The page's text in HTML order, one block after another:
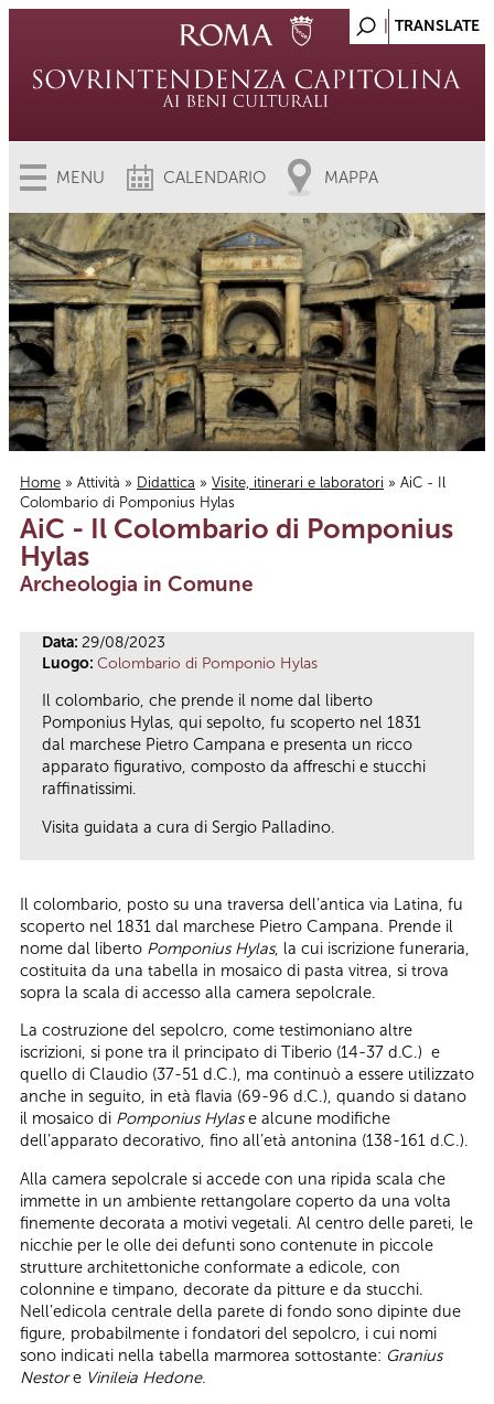
MENU CALENDARIO MAPPA
Tu sei qui
Home » Attività » Didattica » Visite, itinerari e laboratori » AiC - Il
Colombario di Pomponius Hylas
AiC - Il Colombario di Pomponius
Hylas
Archeologia in Comune
Data: 29/08/2023
Luogo: Colombario di Pomponio Hylas
Il colombario, che prende il nome dal liberto
Pomponius Hylas, qui sepolto, fu scoperto nel 1831
dal marchese Pietro Campana e presenta un ricco
apparato figurativo, composto da affreschi e stucchi
raffinatissimi.
Visita guidata a cura di Sergio Palladino.
Il colombario, posto su una traversa dell’antica via Latina, fu
scoperto nel 1831 dal marchese Pietro Campana. Prende il
nome dal liberto Pomponius Hylas, la cui iscrizione funeraria,
costituita da una tabella in mosaico di pasta vitrea, si trova
sopra la scala di accesso alla camera sepolcrale.
La costruzione del sepolcro, come testimoniano altre
iscrizioni, si pone tra il principato di Tiberio (14-37 d.C.) e
quello di Claudio (37-51 d.C.), ma continuò a essere utilizzato
anche in seguito, in età flavia (69-96 d.C.), quando si datano
il mosaico di Pomponius Hylase alcune modifiche
dell’apparato decorativo, fino all’età antonina (138-161 d.C.).
Alla camera sepolcrale si accede con una ripida scala che
immette in un ambiente rettangolare coperto da una volta
finemente decorata a motivi vegetali. Al centro delle pareti, le
nicchie per le olle dei defunti sono contenute in piccole
strutture architettoniche conformate a edicole, con
colonnine e timpano, decorate da pitture e da stucchi.
Nell’edicola centrale della parete di fondo sono dipinte due
figure, probabilmente i fondatori del sepolcro, i cui nomi
sono indicati nella tabella marmorea sottostante: Granius
Nestore Vinileia Hedone.